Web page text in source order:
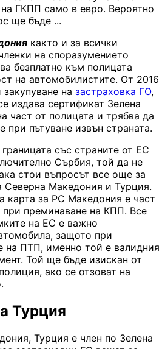
ГКПП само в евро. Вероятно
ще бъде ...
както и за всички
на споразумението
безплатно към полицата
на автомобилистите. От 2016
на застраховка ГО,
издава сертификат Зелена
част от полицата и трябва да
при пътуване извън страната.
със страните от ЕС
Сърбия, той да не
стои въпросът все още за
Северна Македония и Турция.
карта за РС Македония е част
преминаване на КПП. Все
на ЕС е важно
защото при
на ПТП, именно той е валидния
Той ще бъде изискан от
ако се отзоват на
Турция
Турция е член по Зелена